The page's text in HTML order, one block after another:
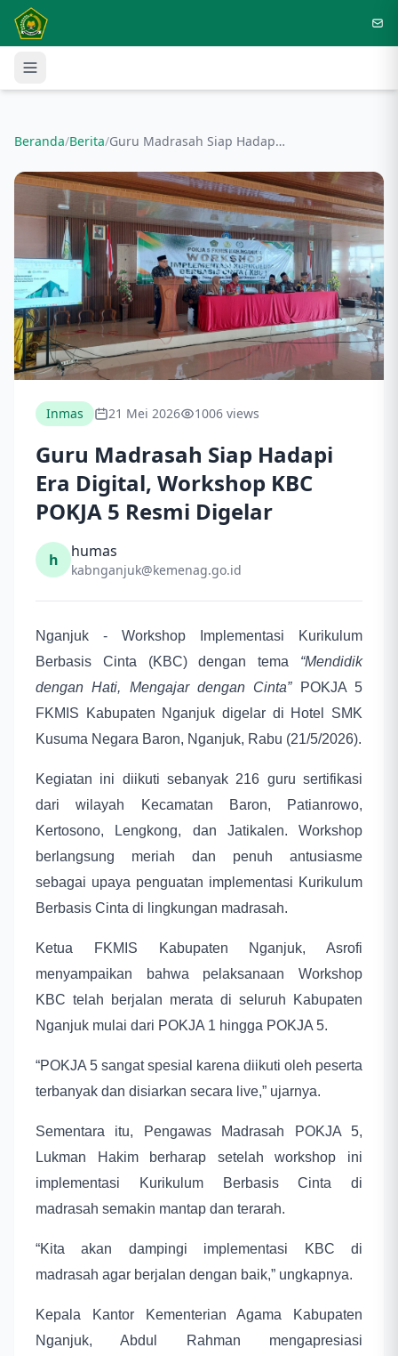
Langsung ke konten utama
Beranda/Berita/ Guru Madrasah Siap Hadapi Era Digital, Workshop KBC POKJA 5 Resmi Digelar
Inmas 21 Mei 2026 1006 views
Guru Madrasah Siap Hadapi
Era Digital, Workshop KBC
POKJA 5 Resmi Digelar
h humas
kabnganjuk@kemenag.go.id
Nganjuk - Workshop Implementasi Kurikulum
Berbasis Cinta (KBC) dengan tema “Mendidik
dengan Hati, Mengajar dengan Cinta”POKJA 5
FKMIS Kabupaten Nganjuk digelar di Hotel SMK
Kusuma Negara Baron, Nganjuk, Rabu (21/5/2026).
Kegiatan ini diikuti sebanyak 216 guru sertifikasi
dari wilayah Kecamatan Baron, Patianrowo,
Kertosono, Lengkong, dan Jatikalen. Workshop
berlangsung meriah dan penuh antusiasme
sebagai upaya penguatan implementasi Kurikulum
Berbasis Cinta di lingkungan madrasah.
Ketua FKMIS Kabupaten Nganjuk, Asrofi
menyampaikan bahwa pelaksanaan Workshop
KBC telah berjalan merata di seluruh Kabupaten
Nganjuk mulai dari POKJA 1 hingga POKJA 5.
“POKJA 5 sangat spesial karena diikuti oleh peserta
terbanyak dan disiarkan secara live,” ujarnya.
Sementara itu, Pengawas Madrasah POKJA 5,
Lukman Hakim berharap setelah workshop ini
implementasi Kurikulum Berbasis Cinta di
madrasah semakin mantap dan terarah.
“Kita akan dampingi implementasi KBC di
madrasah agar berjalan dengan baik,” ungkapnya.
Kepala Kantor Kementerian Agama Kabupaten
Nganjuk, Abdul Rahman mengapresiasi